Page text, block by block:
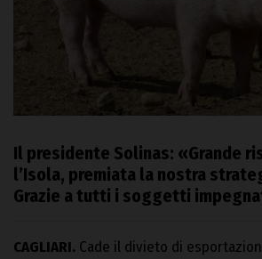
Il presidente Solinas: «Grande
l’Isola, premiata la nostra
Grazie a tutti i soggetti
CAGLIARI. Cade il divieto di